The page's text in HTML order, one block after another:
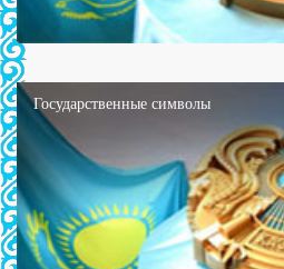
Государственные символы